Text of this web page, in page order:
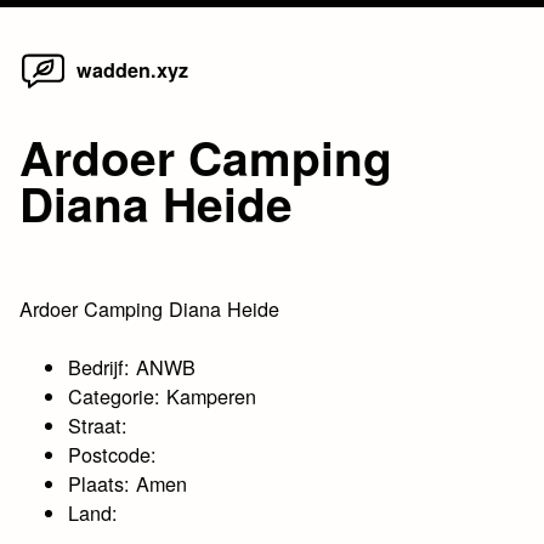
Skip
wadden.xyz
Ardoer Camping
Diana Heide
Ardoer Camping Diana Heide
Bedrijf: ANWB
Categorie: Kamperen
Straat:
Postcode:
Plaats: Amen
Land: